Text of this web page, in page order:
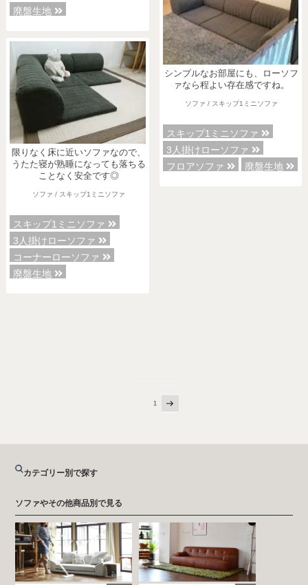
各地で出張ショールームを開催！
この機会にHAREMのソファをお試しくだ
※一部日時は予約制
詳しくはこちら
廃盤生地
限りなく床に近いソファなので、
うたた寝が熟睡になっても落ちる
ことなく安全です◎
ソファ / スキップ1ミニソファ
スキップ1ミニソファ
3人掛けローソファ
コーナーローソファ
廃盤生地
シンプルなお部屋にも、ローソフ
ァなら程よい存在感ですね。
ソファ / スキップ1ミニソファ
スキップ1ミニソファ
3人掛けローソファ
フロアソファ
廃盤生地
り
ページ1
次
の
カテゴリー別で探す
ソファやその他商品別で見る